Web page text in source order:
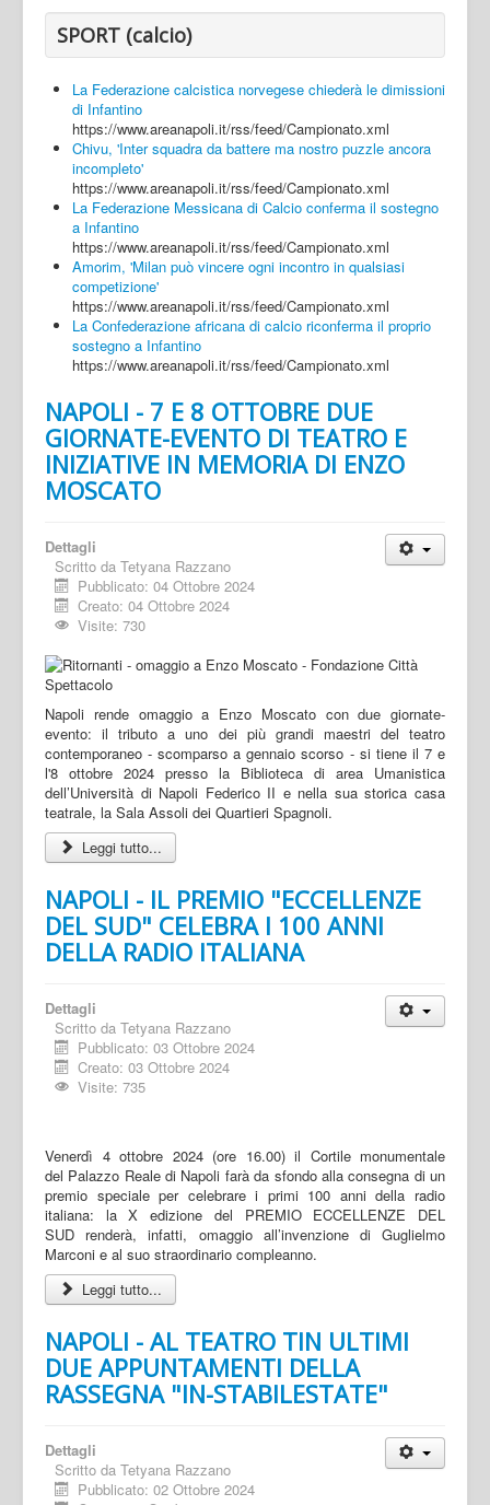
SPORT (calcio)
La Federazione calcistica norvegese chiederà le dimissioni
di Infantino
https://www.areanapoli.it/rss/feed/Campionato.xml
Chivu, 'Inter squadra da battere ma nostro puzzle ancora
incompleto'
https://www.areanapoli.it/rss/feed/Campionato.xml
La Federazione Messicana di Calcio conferma il sostegno
a Infantino
https://www.areanapoli.it/rss/feed/Campionato.xml
Amorim, 'Milan può vincere ogni incontro in qualsiasi
competizione'
https://www.areanapoli.it/rss/feed/Campionato.xml
La Confederazione africana di calcio riconferma il proprio
sostegno a Infantino
https://www.areanapoli.it/rss/feed/Campionato.xml
NAPOLI - 7 E 8 OTTOBRE DUE
GIORNATE-EVENTO DI TEATRO E
INIZIATIVE IN MEMORIA DI ENZO
MOSCATO
Dettagli
Scritto da Tetyana Razzano
Pubblicato: 04 Ottobre 2024
Creato: 04 Ottobre 2024
Visite: 730
Napoli rende omaggio a Enzo Moscato con due giornate-
evento: il tributo a uno dei più grandi maestri del teatro
contemporaneo - scomparso a gennaio scorso - si tiene il 7 e
l'8 ottobre 2024 presso la Biblioteca di area Umanistica
dell’Università di Napoli Federico II e nella sua storica casa
teatrale, la Sala Assoli dei Quartieri Spagnoli.
Leggi tutto...
NAPOLI - IL PREMIO "ECCELLENZE
DEL SUD" CELEBRA I 100 ANNI
DELLA RADIO ITALIANA
Dettagli
Scritto da Tetyana Razzano
Pubblicato: 03 Ottobre 2024
Creato: 03 Ottobre 2024
Visite: 735
Venerdì 4 ottobre 2024 (ore 16.00) il Cortile monumentale
del Palazzo Reale di Napoli farà da sfondo alla consegna di un
premio speciale per celebrare i primi 100 anni della radio
italiana: la X edizione del PREMIO ECCELLENZE DEL
SUD renderà, infatti, omaggio all’invenzione di Guglielmo
Marconi e al suo straordinario compleanno.
Leggi tutto...
NAPOLI - AL TEATRO TIN ULTIMI
DUE APPUNTAMENTI DELLA
RASSEGNA "IN-STABILESTATE"
Dettagli
Scritto da Tetyana Razzano
Pubblicato: 02 Ottobre 2024